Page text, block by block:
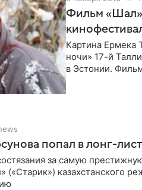
Фильм «Шал»
Картина Ермека
ночи» 17-й
в Эстонии.
попал в лонг-
за самую
(«Старик») казахстанского